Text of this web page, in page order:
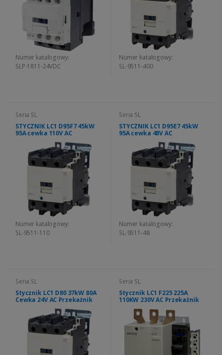
Numer katalogowy:
SLP-1811-24VDC
Numer katalogowy:
SL-9511-400
Seria SL
STYCZNIK LC1 D95F7 45kW
95A cewka 110V AC
Numer katalogowy:
SL-9511-110
Seria SL
STYCZNIK LC1 D95E7 45kW
95A cewka 48V AC
Numer katalogowy:
SL-9511-48
Seria SL
Stycznik LC1 D80 37kW 80A
Cewka 24V AC Przekaźnik
Seria SL
Stycznik LC1 F225 225A
110KW 230V AC Przekaźnik